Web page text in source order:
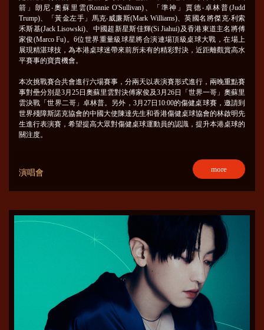
箭」朗尼‧奧蘇里雲(Ronnie O'Sullivan)、「準神」賈德‧卓林普(Judd
Trump)、「黃金左手」馬克‧威廉斯(Mark Williams)、英國名將傑克‧利索
禾斯基(Jack Lisowski)、中國超新星斯佳輝(Si Jiahui)及香港東道主名將傅
家俊(Marco Fu)。6位世界重量級球星將合演連場頂級桌球大戰，在場上
展現精湛球技，為本港桌球迷帶來前所未有的精彩對決，近距離觀賞高水
平賽事的寶貴機會。
本次挑戰賽合共會進行六場賽事，分兩天以表演賽形式進行，兩晚重點賽
事對壘分別是3月25日奧蘇里雲對決傅家俊及3月26日「世界一哥」奧蘇里
雲決戰「世界二哥」卓林普。另外，3月27日10:00的傷健桌球賽，邀請到
世界殘障斯諾克協會的中國大使陳達先生和香港傷健桌球協會的林啟明先
生進行表演賽，希望提高大眾對傷健桌球運動員的認識，提升本港桌球的
關注度。
演唱會 more